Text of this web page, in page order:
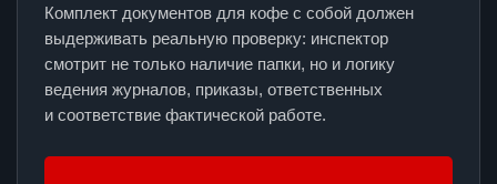
Комплект документов для кофе с собой должен
выдерживать реальную проверку: инспектор
смотрит не только наличие папки, но и логику
ведения журналов, приказы, ответственных
и соответствие фактической работе.